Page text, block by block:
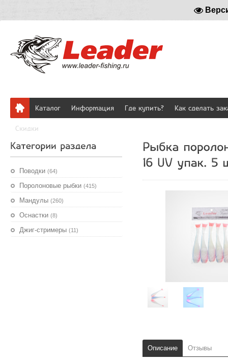
Каталог Информация Где купить? Как сделать
Скидки
Поводки (64)
Поролоновые рыбки (415)
Мандулы (260)
Оснастки (8)
Джиг-стримеры (11)
Описание Отзывы